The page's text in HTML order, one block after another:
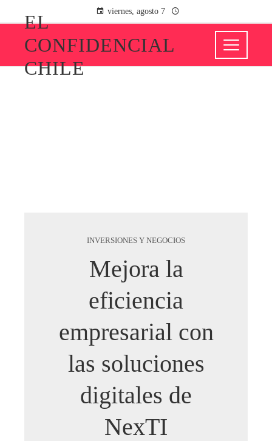
viernes, agosto 7
EL
CONFIDENCIAL
CHILE
INVERSIONES Y NEGOCIOS
Mejora la
eficiencia
empresarial con
las soluciones
digitales de
NexTI